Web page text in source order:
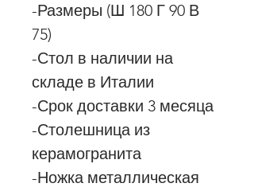
-Размеры (Ш 180 Г 90 В
75)
-Стол в наличии на
складе в Италии
-Срок доставки 3 месяца
-Столешница из
керамогранита
-Ножка металлическая